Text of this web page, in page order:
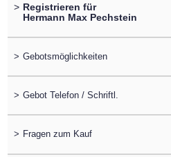
> Registrieren für
Hermann Max Pechstein
> Gebotsmöglichkeiten
> Gebot Telefon / Schriftl.
> Fragen zum Kauf